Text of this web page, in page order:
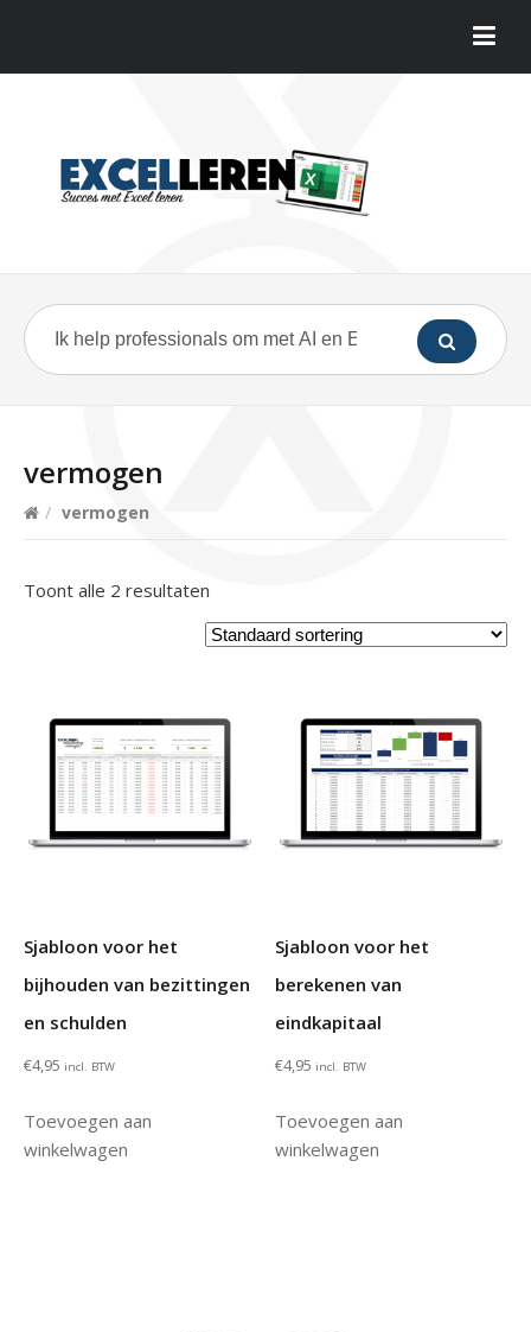
vermogen
/ vermogen
Toont alle 2 resultaten
Sjabloon voor het
bijhouden van bezittingen
en schulden
€4,95 incl. BTW
Toevoegen aan
winkelwagen
Sjabloon voor het
berekenen van
eindkapitaal
€4,95 incl. BTW
Toevoegen aan
winkelwagen